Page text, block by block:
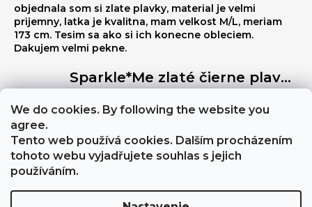
We do cookies. By following the website you
agree.
Tento web používá cookies. Dalším procházením
tohoto webu vyjadřujete souhlas s jejich
používáním.
objednala som si zlate plavky, material je velmi
prijemny, latka je kvalitna, mam velkost M/L, meriam
173 cm. Tesim sa ako si ich konecne obleciem.
Dakujem velmi pekne.
Sparkle*Me zlaté čierne plavky s vysokým pásom – brazílske nohavičky s prešívaním na zadnej strane, ktoré sa dajú preložiť na boky, so zlatým lemovaním
Hodnotenie produktu je 5 z 5 hviezdičiek.
Výborně stahují břicho, a zezadu jsou velmi sexy
About Sparkle*Me